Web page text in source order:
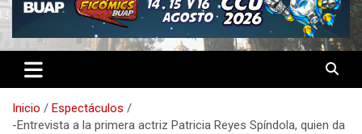
Inicio
Espectáculos
-Entrevista a la primera actriz Patricia Reyes Spíndola, quien da